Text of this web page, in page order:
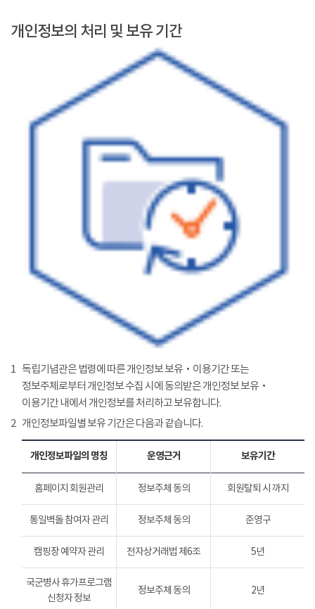
개인정보의 처리 및 보유 기간
1 독립기념관은 법령에 따른 개인정보 보유‧이용기간 또는
정보주체로부터 개인정보 수집 시에 동의받은 개인정보 보유‧
이용기간 내에서 개인정보를 처리하고 보유합니다.
2 개인정보파일별 보유 기간은 다음과 같습니다.
개인정보파일의 명칭 운영근거 보유기간
홈페이지 회원관리 정보주체 동의 회원탈퇴 시 까지
통일벽돌 참여자 관리 정보주체 동의 준영구
캠핑장 예약자 관리 전자상거래법 제6조 5년
국군병사 휴가프로그램
신청자 정보
정보주체 동의 2년